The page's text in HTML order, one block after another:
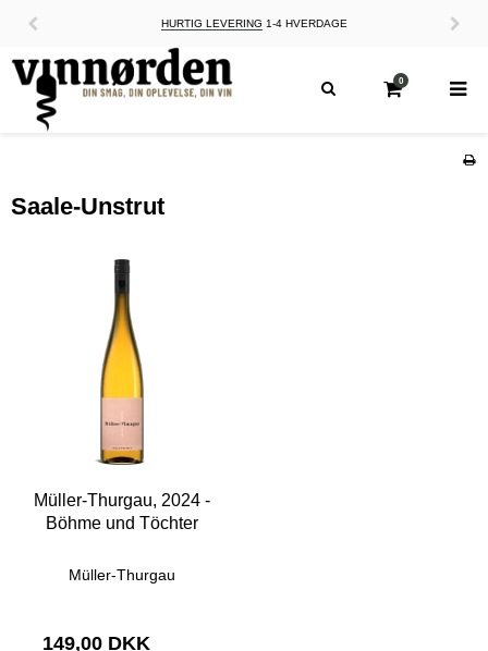
HURTIG LEVERING 1-4 HVERDAGE
0
Saale-Unstrut
Müller-Thurgau, 2024 -
Böhme und Töchter
Müller-Thurgau
149,00 DKK